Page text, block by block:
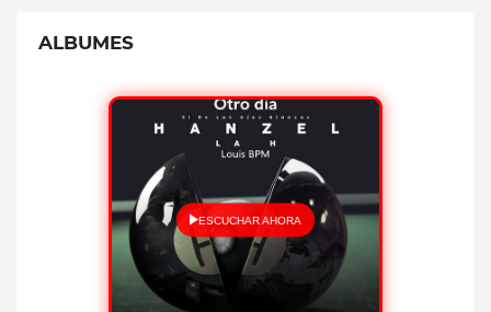
ALBUMES
ESCUCHAR AHORA